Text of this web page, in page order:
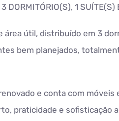
DORMITÓRIO(S), 1 SUÍTE(S)
área útil, distribuído em 3
bem planejados,
e conta com
praticidade e sofisticação